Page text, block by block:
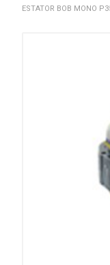
ESTATOR BOB MONO